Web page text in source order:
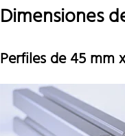
Dimensiones
Perfiles de 45 mm